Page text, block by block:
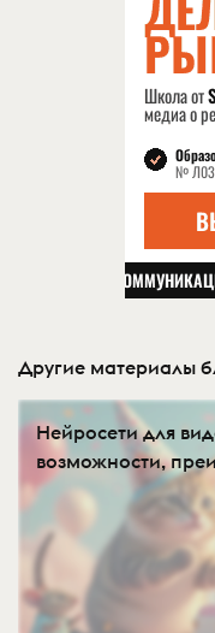
Другие материалы
Нейросети для
возможности,